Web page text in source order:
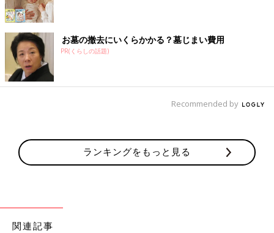
お墓の撤去にいくらかかる？墓じまい費用
PR(くらしの話題)
Recommended by
ランキングをもっと見る
関連記事